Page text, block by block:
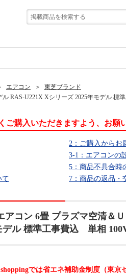
エアコン
東芝ブランド
RAS-U221X Xシリーズ 2025年モデル 標
購入いただきますよう、お願
2：ご購入からお
3-1：エアコンの
5：商品不具合時
て
7：商品の返品・
アコン 6畳 プラズマ空清＆
デル 標準工事費込 単相
shoppingでは省エネ補助金制度（東